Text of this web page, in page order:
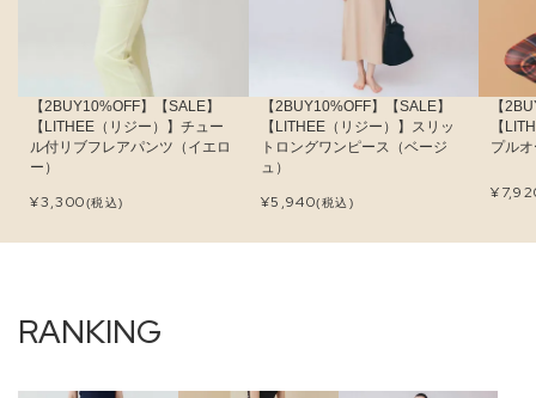
【2BUY10%OFF】【SALE】
【LITHEE（リジー）】チュー
ル付リブフレアパンツ（イエロ
ー）
¥3,300(税込)
【2BUY10%OFF】【SALE】
【LITHEE（リジー）】スリッ
トロングワンピース（ベージ
ュ）
¥5,940(税込)
【
【
プル
¥